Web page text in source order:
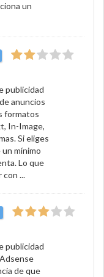
un
publicidad
anuncios
formatos
In-Image,
Si eliges
mínimo
Lo que
con ...
publicidad
de que